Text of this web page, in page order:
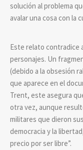
solución al problema
avalar una cosa con la
Este relato contradice
personajes. Un
(debido a la obsesión
que aparece en el
Trent, este asegura
otra vez, aunque
militares que dieron
democracia y la
precio por ser libre”.